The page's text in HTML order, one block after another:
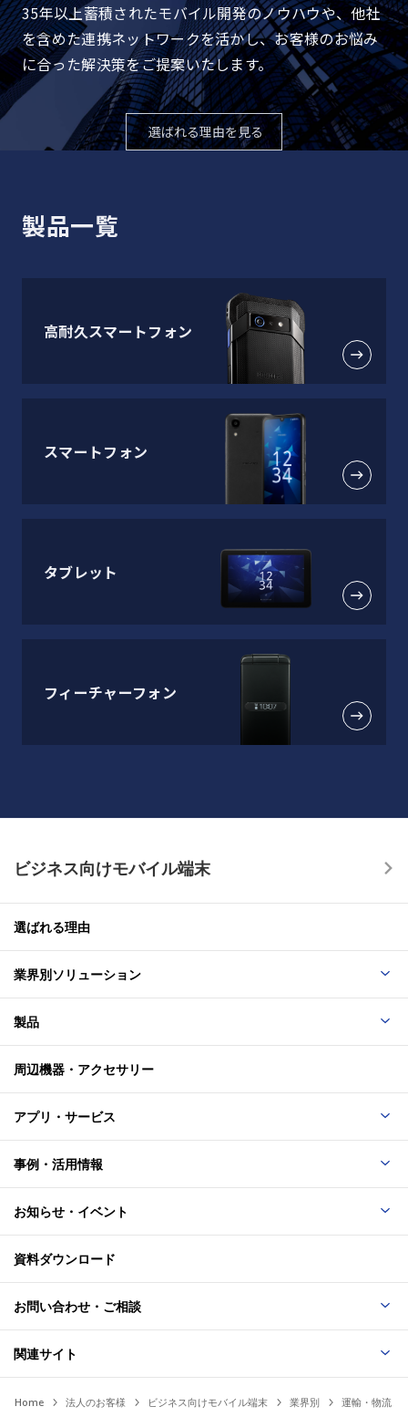
35年以上蓄積されたモバイル開発のノウハウや、他社
を含めた連携ネットワークを活かし、お客様のお悩み
に合った解決策をご提案いたします。
選ばれる理由を見る
製品一覧
高耐久スマートフォン
スマートフォン
タブレット
フィーチャーフォン
ビジネス向けモバイル端末
選ばれる理由
業界別ソリューション
製品
周辺機器・アクセサリー
アプリ・サービス
事例・活用情報
お知らせ・イベント
資料ダウンロード
お問い合わせ・ご相談
関連サイト
Home 法人のお客様 ビジネス向けモバイル端末 業界別 運輸・物流